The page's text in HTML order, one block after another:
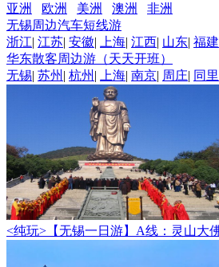
亚洲
欧洲 美洲 澳洲
非洲
无锡周边汽车短线游
浙江| 江苏| 安徽| 上海| 江西| 山东| 福建
华东散客周边游（天天开班）
无锡| 苏州 | 杭州 | 上海| 南京| 周庄| 同里
<纯玩> 【无锡一日游】A线：灵山大